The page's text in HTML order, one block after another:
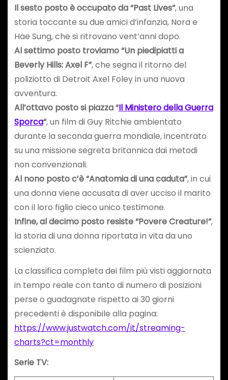
Il sesto posto è occupato da “Past Lives”, una
storia toccante su due amici d’infanzia, Nora e
Hae Sung, che si ritrovano vent’anni dopo.
Al settimo posto troviamo “Un piedipiatti a
Beverly Hills: Axel F”, che segna il ritorno del
poliziotto di Detroit Axel Foley in una nuova
avventura.
All’ottavo posto si piazza “Il Ministero della Guerra
Sporca“, un film di Guy Ritchie ambientato
durante la seconda guerra mondiale, incentrato
su una missione segreta britannica dai metodi
non convenzionali.
Al nono posto c’è “Anatomia di una caduta”, in cui
una donna viene accusata di aver ucciso il marito
con il loro figlio cieco unico testimone.
Infine, al decimo posto resiste “Povere Creature!”,
la storia di una donna riportata in vita da uno
scienziato.
La classifica completa dei film più visti aggiornata
in tempo reale con tanto di numero di posizioni
perse o guadagnate rispetto ai 30 giorni
precedenti è disponibile alla pagina:
https://www.justwatch.com/it/streaming-
charts?ct=monthly
Serie TV: